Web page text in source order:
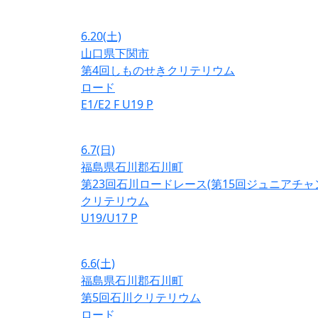
6.20(土)
山口県下関市
第4回しものせきクリテリウム
ロード
E1/E2 F U19 P
6.7(日)
福島県石川郡石川町
第23回石川ロードレース(第15回ジュニアチャ
クリテリウム
U19/U17 P
6.6(土)
福島県石川郡石川町
第5回石川クリテリウム
ロード